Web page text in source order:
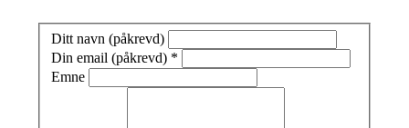
Ditt navn (påkrevd)
Din email (påkrevd) *
Emne